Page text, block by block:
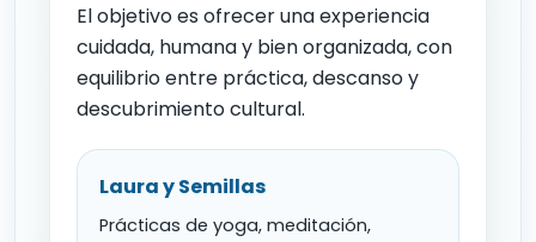
El objetivo es ofrecer una experiencia
cuidada, humana y bien organizada, con
equilibrio entre práctica, descanso y
descubrimiento cultural.
Laura y Semillas
Prácticas de yoga, meditación,